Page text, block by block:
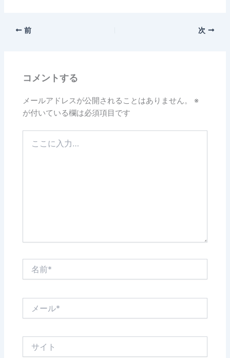
前 次
コメントする
メールアドレスが公開されることはありません。
※
が付いている欄は必須項目です